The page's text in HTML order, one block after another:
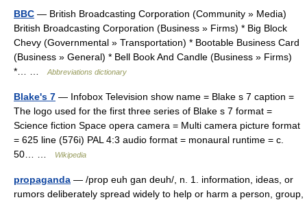
BBC — British Broadcasting Corporation (Community » Media)
British Broadcasting Corporation (Business » Firms) * Big Block
Chevy (Governmental » Transportation) * Bootable Business Card
(Business » General) * Bell Book And Candle (Business » Firms)
*… …
Abbreviations dictionary
Blake's 7 — Infobox Television show name = Blake s 7 caption =
The logo used for the first three series of Blake s 7 format =
Science fiction Space opera camera = Multi camera picture format
= 625 line (576i) PAL 4:3 audio format = monaural runtime = c.
50… …
Wikipedia
propaganda — /prop euh gan deuh/, n. 1. information, ideas, or
rumors deliberately spread widely to help or harm a person, group,